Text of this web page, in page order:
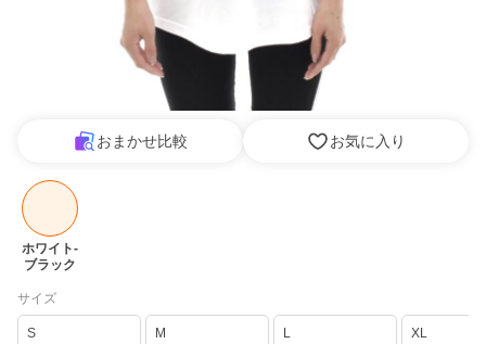
おまかせ比較 お気に入り
ホワイト-
ブラック
サイズ
S
M
L
XL